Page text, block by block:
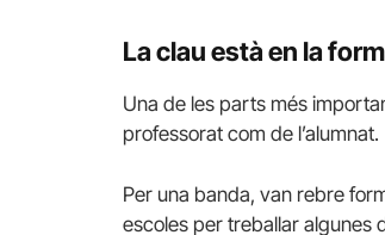
La clau està en la
Una de les parts més
professorat com de l’alumnat.
Per una banda, van rebre
escoles per treballar algunes